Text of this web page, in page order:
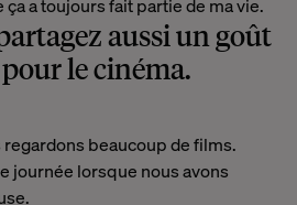
a toujours fait partie de ma vie.
aussi un goût
le cinéma.
regardons beaucoup de films.
journée lorsque nous avons